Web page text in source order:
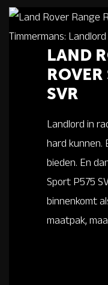
LAND
SVR
Landlord in
hard kunnen.
bieden. En
Sport P575
binnenkomt
maatpak,